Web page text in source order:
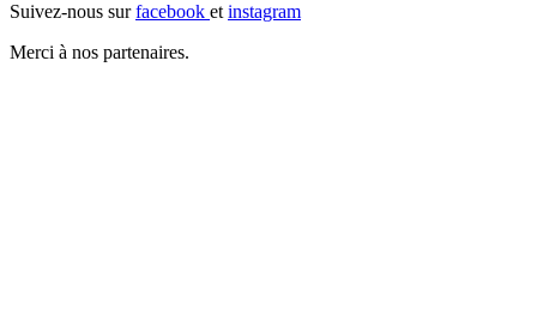
Suivez-nous sur facebook et instagram
Merci à nos partenaires.